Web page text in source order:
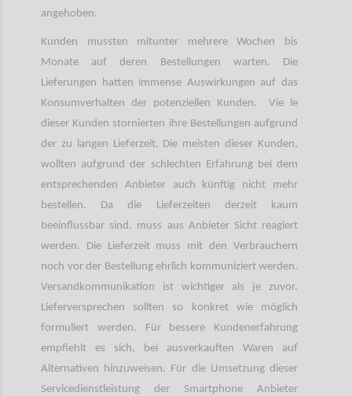
angehoben.
Kunden mussten mitunter mehrere Wochen bis
Monate auf deren Bestellungen warten. Die
Lieferungen hatten immense Auswirkungen auf das
Konsumverhalten der potenziellen Kunden. Vie le
dieser Kunden stornierten ihre Bestellungen aufgrund
der zu langen Lieferzeit. Die meisten dieser Kunden,
wollten aufgrund der schlechten Erfahrung bei dem
entsprechenden Anbieter auch künftig nicht mehr
bestellen. Da die Lieferzeiten derzeit kaum
beeinflussbar sind, muss aus Anbieter Sicht reagiert
werden. Die Lieferzeit muss mit den Verbrauchern
noch vor der Bestellung ehrlich kommuniziert werden.
Versandkommunikation ist wichtiger als je zuvor.
Lieferversprechen sollten so konkret wie möglich
formuliert werden. Für bessere Kundenerfahrung
empfiehlt es sich, bei ausverkauften Waren auf
Alternativen hinzuweisen. Für die Umsetzung dieser
Servicedienstleistung der Smartphone Anbieter